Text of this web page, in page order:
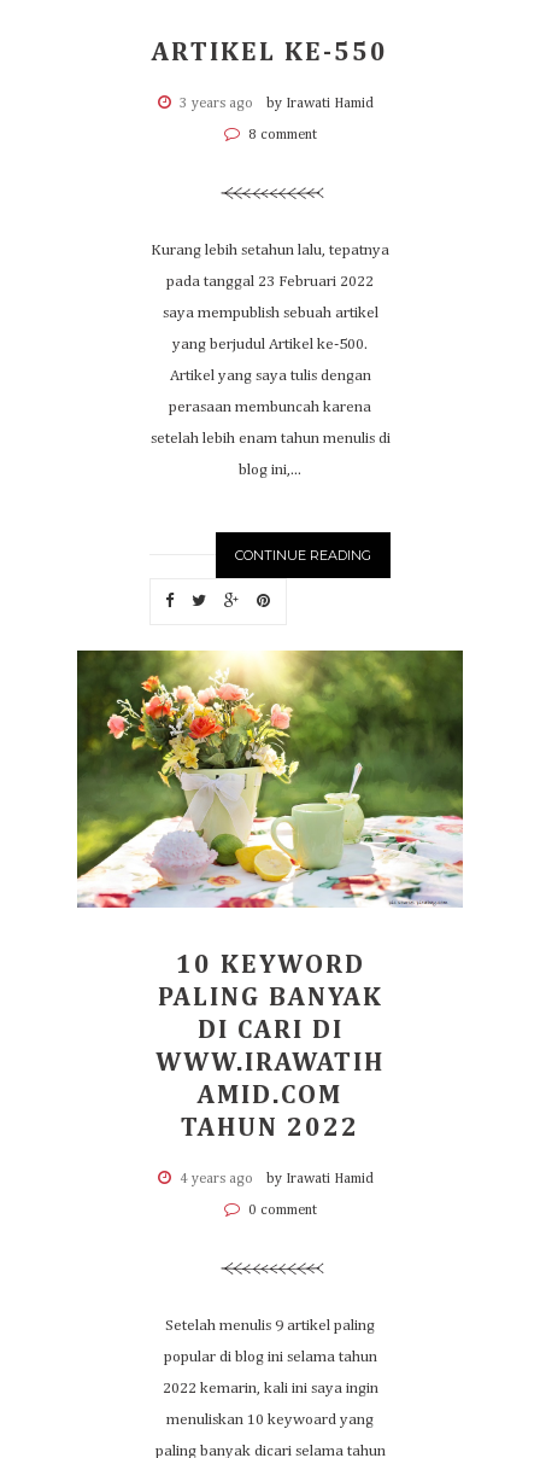
ARTIKEL KE-550
3 years ago by Irawati Hamid
8 comment
Kurang lebih setahun lalu, tepatnya
pada tanggal 23 Februari 2022
saya mempublish sebuah artikel
yang berjudul Artikel ke-500.
Artikel yang saya tulis dengan
perasaan membuncah karena
setelah lebih enam tahun menulis di
blog ini,...
CONTINUE READING
10 KEYWORD
PALING BANYAK
DI CARI DI
WWW.IRAWATIH
AMID.COM
TAHUN 2022
4 years ago by Irawati Hamid
0 comment
Setelah menulis 9 artikel paling
popular di blog ini selama tahun
2022 kemarin, kali ini saya ingin
menuliskan 10 keywoard yang
paling banyak dicari selama tahun